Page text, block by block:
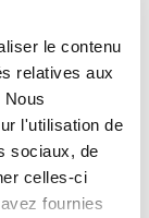
le contenu
relatives aux
l'utilisation de
sociaux, de
celles-ci
fournies
qui a
en faisant
SAF. La
un
Boeing,